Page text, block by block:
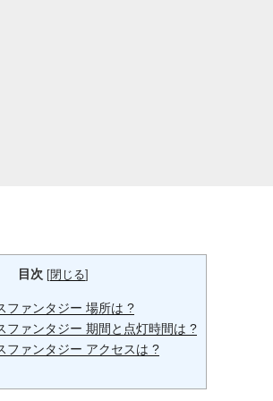
目次 [閉じる]
ファンタジー 場所は ?
ファンタジー 期間と点灯時間は ?
ファンタジー アクセスは ?